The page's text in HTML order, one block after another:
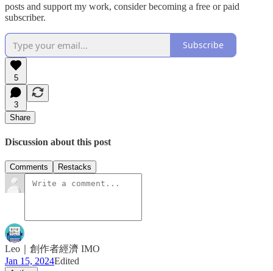
posts and support my work, consider becoming a free or paid
subscriber.
Subscribe
5
3
Share
Discussion about this post
Comments Restacks
Leo｜創作者經濟 IMO
Jan 15, 2024Edited